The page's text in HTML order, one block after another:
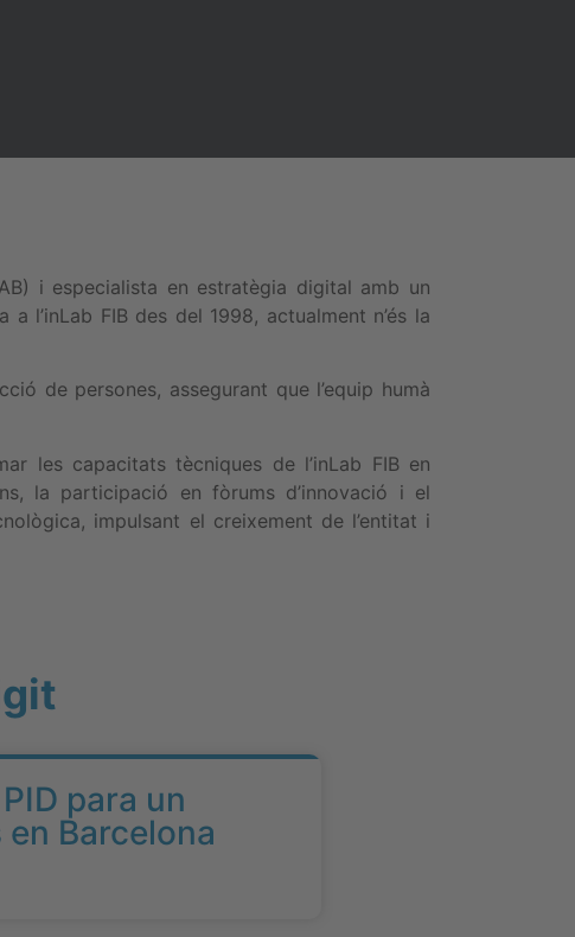
i especialista en estratègia digital amb un
l’inLab FIB des del 1998, actualment n’és la
de persones, assegurant que l’equip humà
les capacitats tècniques de l’inLab FIB en
la participació en fòrums d’innovació i el
impulsant el creixement de l’entitat i
para un
Barcelona